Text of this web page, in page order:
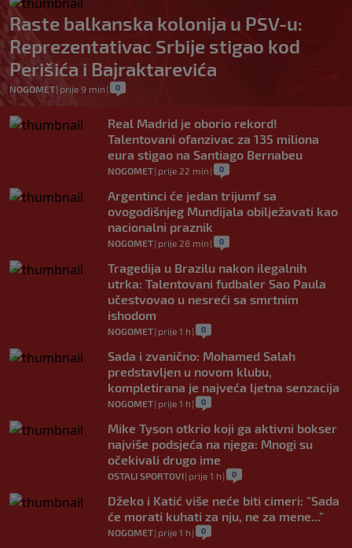
Raste balkanska kolonija u PSV-u:
Reprezentativac Srbije stigao kod
Perišića i Bajraktarevića
NOGOMET| prije 9 min | 0
Real Madrid je oborio rekord!
Talentovani ofanzivac za 135 miliona
eura stigao na Santiago Bernabeu
NOGOMET| prije 22 min | 0
Argentinci će jedan trijumf sa
ovogodišnjeg Mundijala obilježavati kao
nacionalni praznik
NOGOMET| prije 28 min | 0
Tragedija u Brazilu nakon ilegalnih
utrka: Talentovani fudbaler Sao Paula
učestvovao u nesreći sa smrtnim
ishodom
NOGOMET| prije 1 h | 0
Sada i zvanično: Mohamed Salah
predstavljen u novom klubu,
kompletirana je najveća ljetna senzacija
NOGOMET| prije 1 h | 0
Mike Tyson otkrio koji ga aktivni bokser
najviše podsjeća na njega: Mnogi su
očekivali drugo ime
OSTALI SPORTOVI| prije 1 h | 0
Džeko i Katić više neće biti cimeri: "Sada
će morati kuhati za nju, ne za mene..."
NOGOMET| prije 1 h | 0